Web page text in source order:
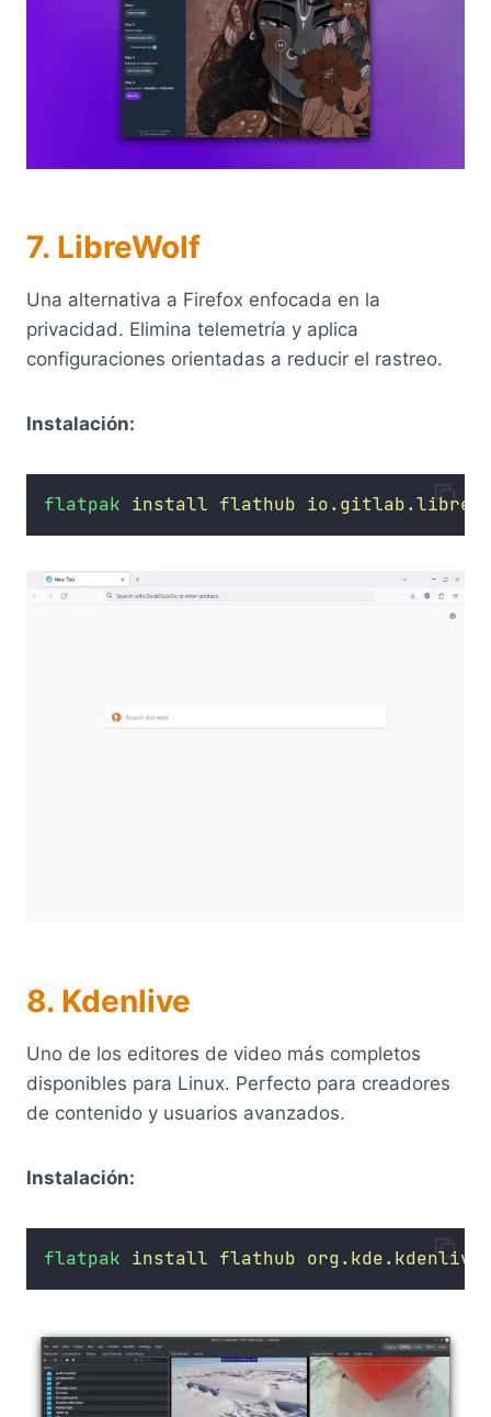
7. LibreWolf
Una alternativa a Firefox enfocada en la
privacidad. Elimina telemetría y aplica
configuraciones orientadas a reducir el rastreo.
Instalación:
flatpak install flathub
8. Kdenlive
Uno de los editores de video más completos
disponibles para Linux. Perfecto para creadores
de contenido y usuarios avanzados.
Instalación:
flatpak install flathub org.kde.kdenlive